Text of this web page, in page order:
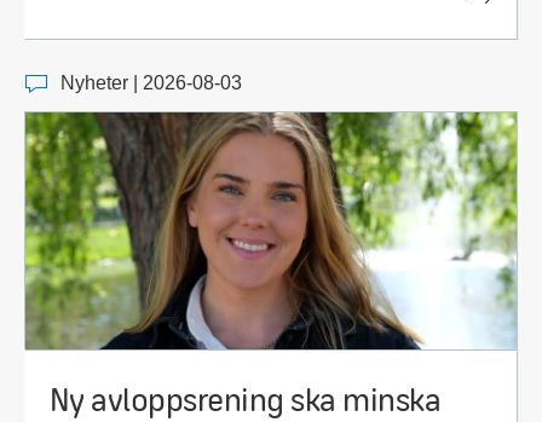
Nyheter | 2026-08-03
Ny avloppsrening ska minska